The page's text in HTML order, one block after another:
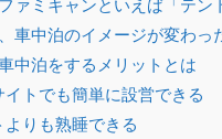
車中泊のイメージが変わっ
中泊をするメリットとは
イトでも簡単に設営できる
よりも熟睡できる